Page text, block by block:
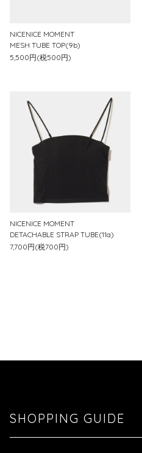
NICENICE MOMENT
MESH TUBE TOP(9b)
5,500円(税500円)
NICENICE MOMENT
DETACHABLE STRAP TUBE(11a)
7,700円(税700円)
SHOPPING GUIDE